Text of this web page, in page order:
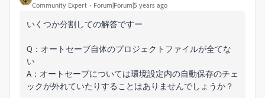
Community Expert Forum|Forum|5 years ago
いくつか分割しての解答ですー
Q：オートセーブ自体のプロジェクトファイルが全てな
い
A：オートセーブについては環境設定内の自動保存のチェ
ックが外れていたりすることはありませんでしょうか？